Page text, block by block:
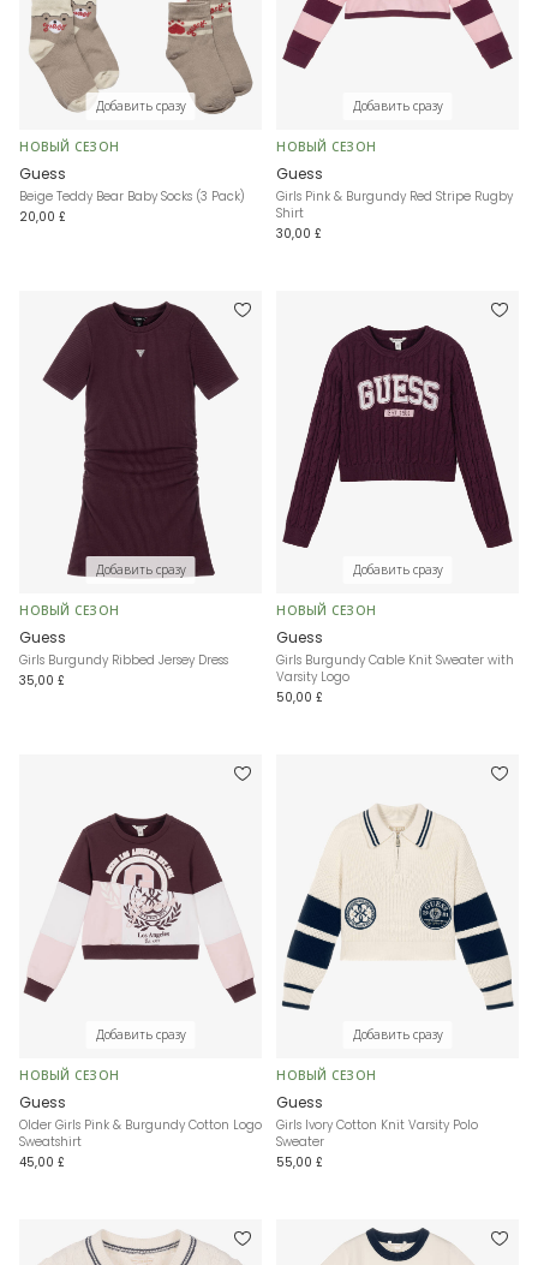
Добавить сразу
НОВЫЙ СЕЗОН
Guess
Beige Teddy Bear Baby Socks (3 Pack)
20,00 £
Добавить сразу
НОВЫЙ СЕЗОН
Guess
Girls Pink & Burgundy Red Stripe Rugby
Shirt
30,00 £
Добавить сразу
НОВЫЙ СЕЗОН
Guess
Girls Burgundy Ribbed Jersey Dress
35,00 £
Добавить сразу
НОВЫЙ СЕЗОН
Guess
Girls Burgundy Cable Knit Sweater with
Varsity Logo
50,00 £
Добавить сразу
НОВЫЙ СЕЗОН
Guess
Older Girls Pink & Burgundy Cotton Logo
Sweatshirt
45,00 £
Добавить сразу
НОВЫЙ СЕЗОН
Guess
Girls Ivory Cotton Knit Varsity Polo
Sweater
55,00 £